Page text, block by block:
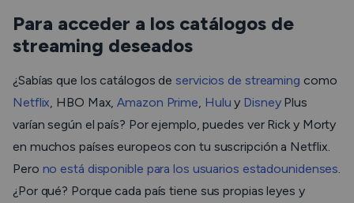
Para acceder a los catálogos de
streaming deseados
¿Sabías que los catálogos deservicios de streaming como
Netflix, HBO Max,Amazon Prime, Hulu y DisneyPlus
varían según el país? Por ejemplo, puedes ver Rick y Morty
en muchos países europeos con tu suscripción a Netflix.
Pero no está disponible para los usuarios estadounidenses.
¿Por qué? Porque cada país tiene sus propias leyes y